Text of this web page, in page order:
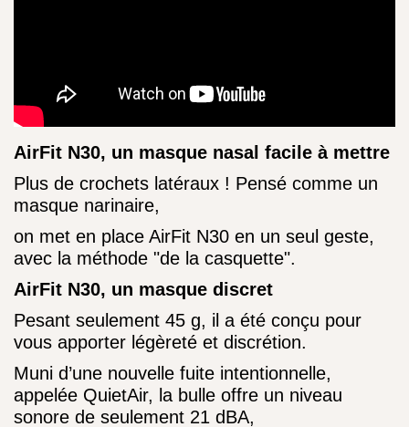
AirFit N30, un masque nasal facile à mettre
Plus de crochets latéraux ! Pensé comme un
masque narinaire,
on met en place AirFit N30 en un seul geste,
avec la méthode "de la casquette".
AirFit N30, un masque discret
Pesant seulement 45 g, il a été conçu pour
vous apporter légèreté et discrétion.
Muni d’une nouvelle fuite intentionnelle,
appelée QuietAir, la bulle offre un niveau
sonore de seulement 21 dBA,